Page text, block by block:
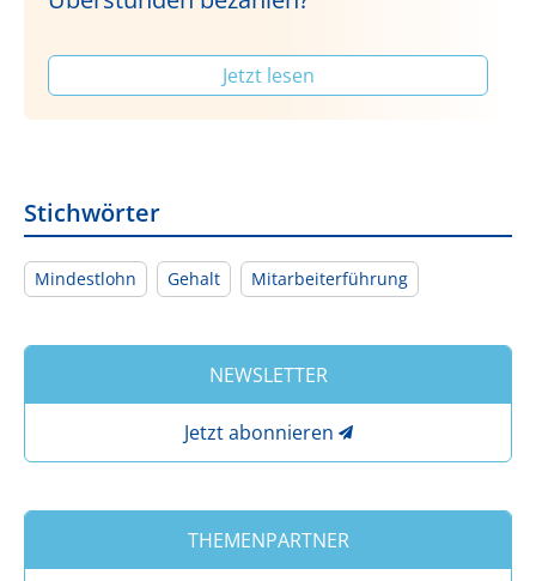
Jetzt lesen
Stichwörter
Mindestlohn Gehalt Mitarbeiterführung
NEWSLETTER
Jetzt abonnieren
THEMENPARTNER